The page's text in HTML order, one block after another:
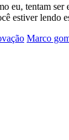
eu, tentam
estiver
Marco